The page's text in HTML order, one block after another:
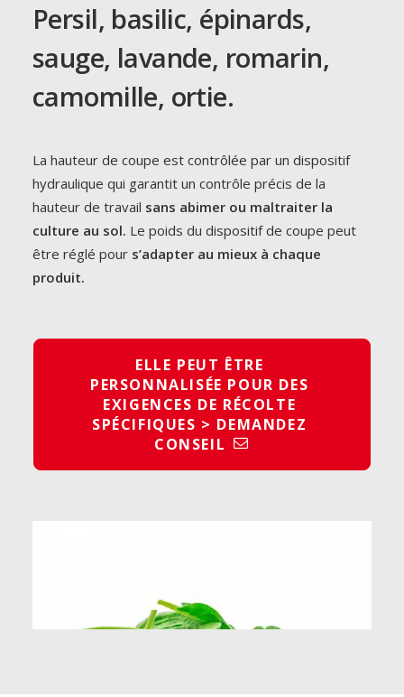
Persil, basilic, épinards,
sauge, lavande, romarin,
camomille, ortie.
La hauteur de coupe est contrôlée par un dispositif
hydraulique qui garantit un contrôle précis de la
hauteur de travail sans abimer ou maltraiter la
culture au sol. Le poids du dispositif de coupe peut
être réglé pour s’adapter au mieux à chaque
produit.
ELLE PEUT ÊTRE
PERSONNALISÉE POUR DES
EXIGENCES DE RÉCOLTE
SPÉCIFIQUES > DEMANDEZ
CONSEIL